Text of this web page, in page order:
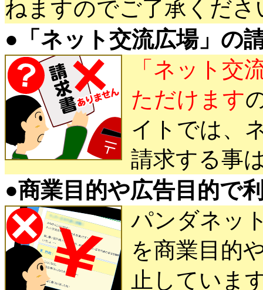
ねますのでご了承くださ
● 「ネット交流広場」の
「ネット交
ただけます
イトでは、
請求する事
●商業目的や広告目的で
パンダネッ
を商業目的
止していま